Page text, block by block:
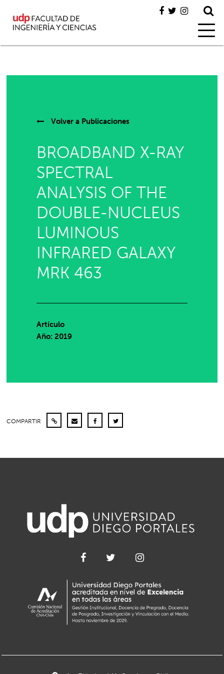
Volver a Publicaciones
BROADBAND X-RAY
SPECTRAL
ANALYSIS OF THE
DOUBLE-NUCLEUS
LUMINOUS
INFRARED GALAXY
MRK 463
Artículo
Año: 2019
COMPARTIR